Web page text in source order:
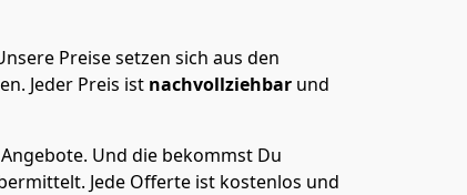
Preise setzen sich aus den
Jeder Preis ist nachvollziehbar und
Und die bekommst Du
Jede Offerte ist kostenlos und